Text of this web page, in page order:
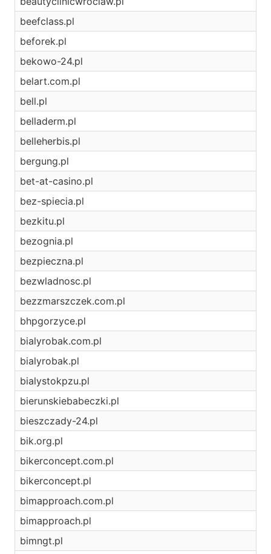
beefclass.pl
beforek.pl
bekowo-24.pl
belart.com.pl
bell.pl
belladerm.pl
belleherbis.pl
bergung.pl
bet-at-casino.pl
bez-spiecia.pl
bezkitu.pl
bezognia.pl
bezpieczna.pl
bezwladnosc.pl
bezzmarszczek.com.pl
bhpgorzyce.pl
bialyrobak.com.pl
bialyrobak.pl
bialystokpzu.pl
bierunskiebabeczki.pl
bieszczady-24.pl
bik.org.pl
bikerconcept.com.pl
bikerconcept.pl
bimapproach.com.pl
bimapproach.pl
bimngt.pl